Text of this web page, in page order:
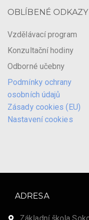
OBLÍBENÉ ODKAZY
Vzdělávací program
Konzultační hodiny
Odborné učebny
Podmínky ochrany
osobních údajů
Zásady cookies (EU)
Nastavení cookies
ADRESA